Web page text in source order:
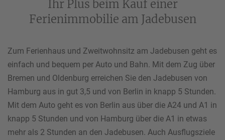
Ihr Plus beim Kauf einer
Ferienimmobilie am Jadebusen
Zum Ferienhaus und Zweitwohnsitz am Jadebusen geht es
einfach und bequem per Auto und Bahn. Mit dem Zug über
Bremen und Oldenburg erreichen Sie den Jadebusen von
Hamburg aus in gut 3,5 und von Berlin in knapp 5 Stunden.
Mit dem Auto geht es von Berlin aus über die A24 und A1 in
knapp 5 Stunden und von Hamburg über die A1 in etwas
mehr als 2 Stunden an den Jadebusen. Auch Ausflugsziele